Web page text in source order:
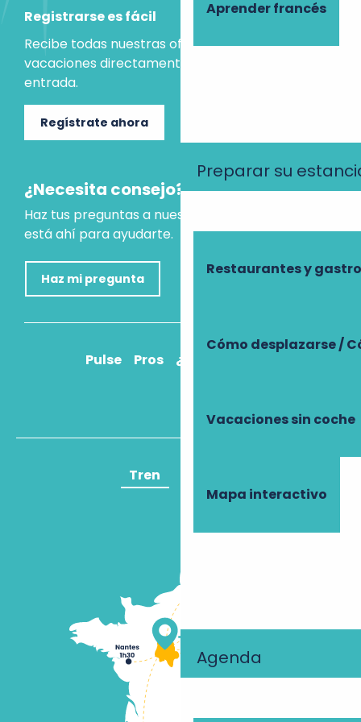
Aprender francés
Preparar su
Restaurantes y
Cómo desplazarse /
Vacaciones sin coche
Mapa interactivo
Agenda
Registrarse es fácil
Recibe todas nuestras ofertas e ideas para las
vacaciones directamente en tu bandeja de
entrada.
Regístrate ahora
¿Necesita consejo?
Haz tus preguntas a nuestro asistente virtual, que
está ahí para ayudarte.
Haz mi pregunta
Pulse Pros ¿Cómo llegar?
Tren